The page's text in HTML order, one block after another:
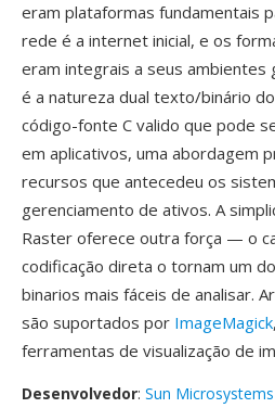
eram plataformas fundamentais
rede é a internet inicial, e os
eram integrais a seus ambientes
é a natureza dual texto/binário
código-fonte C valido que pode
em aplicativos, uma abordagem
recursos que antecedeu os
gerenciamento de ativos. A
Raster oferece outra força — o
codificação direta o tornam um
binarios mais fáceis de analisar.
são suportados por ImageMagick
ferramentas de visualização de
Desenvolvedor: Sun Microsystems